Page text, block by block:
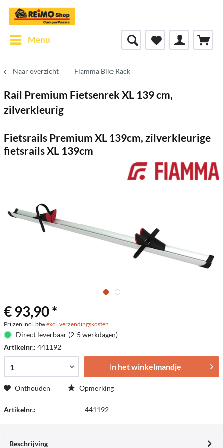
Menu
Naar overzicht Fiamma Bike Rack
Rail Premium Fietsenrek XL 139 cm,
zilverkleurig
Fietsrails Premium XL 139cm, zilverkleurige
fietsrails XL 139cm
€ 93,90 *
Prijzen incl. btwexcl. verzendingskosten
Direct leverbaar (2-5 werkdagen)
Artikelnr.: 441192
In het winkelmandje
Onthouden Opmerking
Artikelnr.: 441192
Beschrijving